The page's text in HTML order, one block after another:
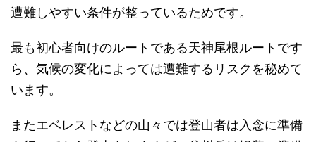
遭難しやすい条件が整っているためです。
最も初心者向けのルートである天神尾根ルートです
ら、気候の変化によっては遭難するリスクを秘めて
います。
またエベレストなどの山々では登山者は入念に準備